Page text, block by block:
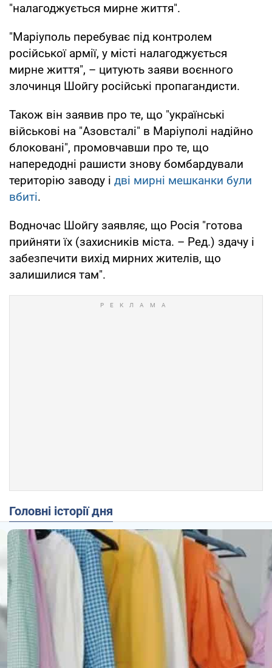
"налагоджується мирне життя".
"Маріуполь перебуває під контролем
російської армії, у місті налагоджується
мирне життя", – цитують заяви воєнного
злочинця Шойгу російські пропагандисти.
Також він заявив про те, що "українські
військові на "Азовсталі" в Маріуполі надійно
блоковані", промовчавши про те, що
напередодні рашисти знову бомбардували
територію заводу і дві мирні мешканки були
вбиті.
Водночас Шойгу заявляє, що Росія "готова
прийняти їх (захисників міста. – Ред.) здачу і
забезпечити вихід мирних жителів, що
залишилися там".
Головні історії дня